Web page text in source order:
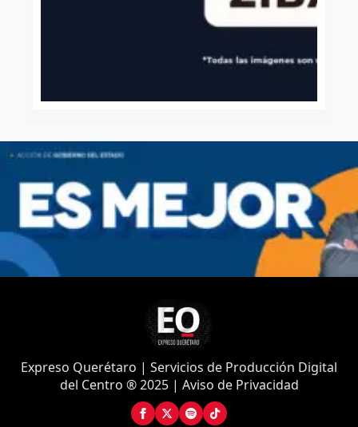
Expreso Querétaro | Servicios de Producción Digital
del Centro ® 2025 | Aviso de Privacidad